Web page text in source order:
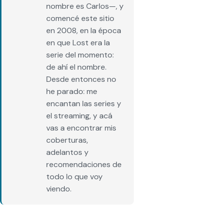
nombre es Carlos—, y
comencé este sitio
en 2008, en la época
en que Lost era la
serie del momento:
de ahí el nombre.
Desde entonces no
he parado: me
encantan las series y
el streaming, y acá
vas a encontrar mis
coberturas,
adelantos y
recomendaciones de
todo lo que voy
viendo.